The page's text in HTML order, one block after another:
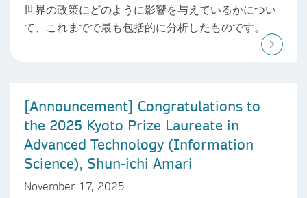
世界の政策にどのように影響を与えているかについ
て、これまでで最も包括的に分析したものです。
[Announcement] Congratulations to
the 2025 Kyoto Prize Laureate in
Advanced Technology (Information
Science), Shun-ichi Amari
November 17, 2025